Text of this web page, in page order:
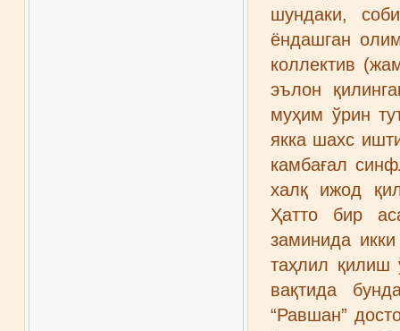
шундаки,
ёндашган
коллектив
эълон
муҳим ўрин
якка шахс
камбағал
халқ ижод
Ҳатто бир
заминида
таҳлил қилиш
вақтида
“Равшан”